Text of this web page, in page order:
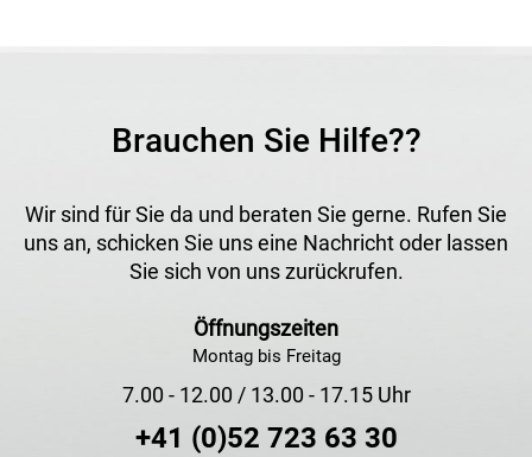
Brauchen Sie Hilfe??
Wir sind für Sie da und beraten Sie gerne. Rufen Sie
uns an, schicken Sie uns eine Nachricht oder lassen
Sie sich von uns zurückrufen.
Öffnungszeiten
Montag bis Freitag
7.00 - 12.00 / 13.00 - 17.15 Uhr
+41 (0)52 723 63 30